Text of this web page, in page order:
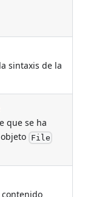
sintaxis de la
que se ha
objeto File
contenido